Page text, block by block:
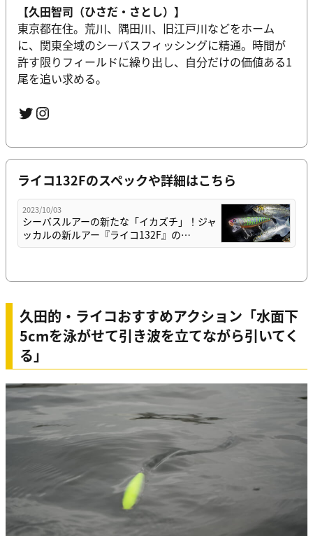
【久田智司（ひさだ・さとし）】
東京都在住。荒川、隅田川、旧江戸川などをホーム
に、関東全域のシーバスフィッシングに精通。時間が
許す限りフィールドに繰り出し、自分だけの価値ある1
尾を追い求める。
Twitter Instagram
ライコ132Fのスペックや詳細はこちら
2023/10/03
シーバスルアーの新たな「イカズチ」！ジャ
ッカルの新ルアー『ライコ132F』の…
久田的・ライコおすすめアクション「水面下
5cmを泳がせて引き波を立てながら引いてく
る」